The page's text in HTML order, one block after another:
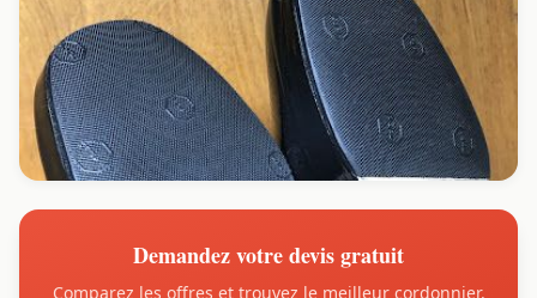
Demandez votre devis gratuit
Comparez les offres et trouvez le meilleur cordonnier.